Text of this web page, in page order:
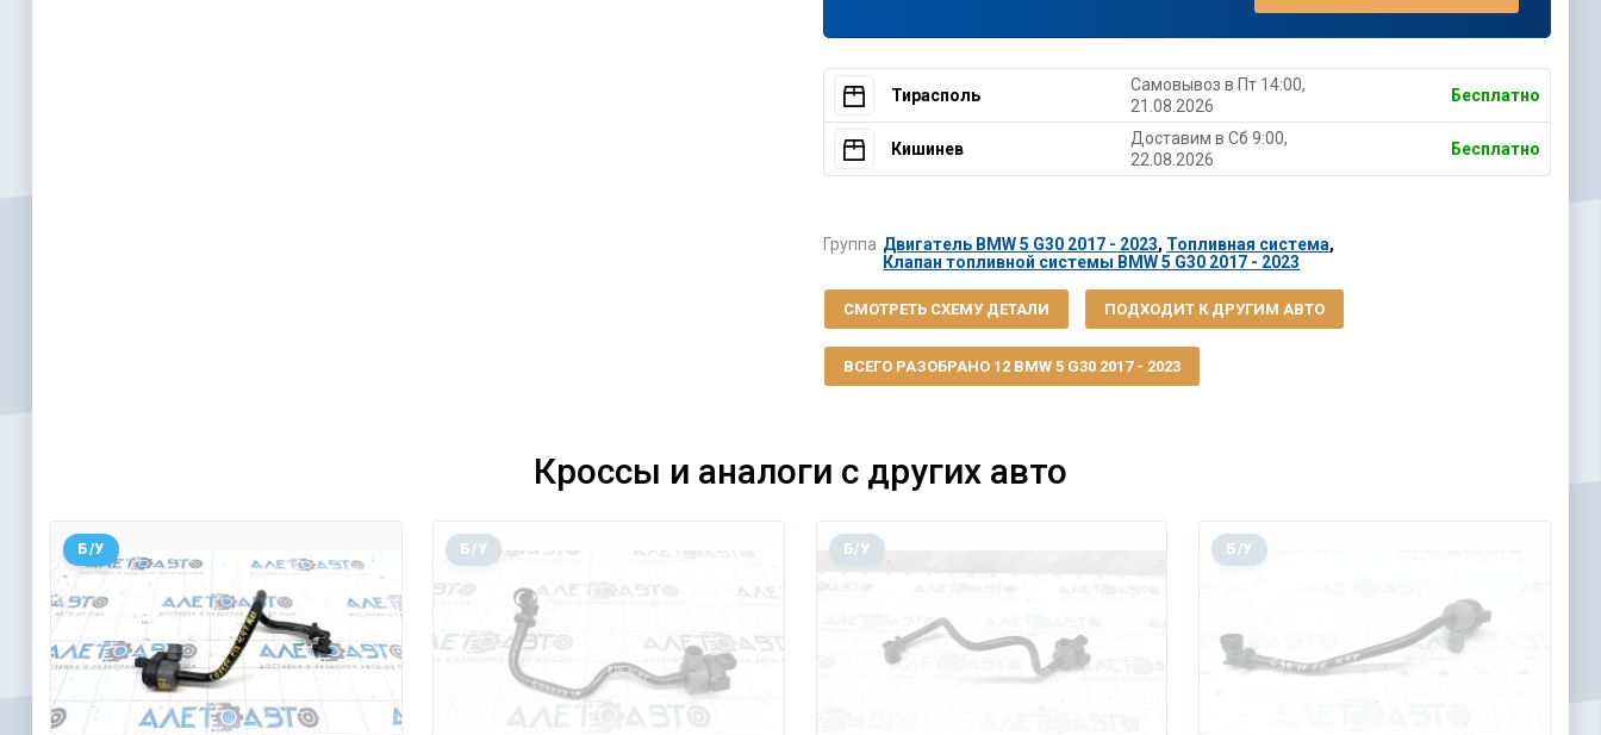
Тирасполь
Самовывоз в Пт 14:00,
21.08.2026
Бесплатно
Кишинев
Доставим в Cб 9:00,
22.08.2026
Бесплатно
Группа Двигатель BMW 5 G30 2017 - 2023, Топливная система,
Клапан топливной системы BMW 5 G30 2017 - 2023
СМОТРЕТЬ СХЕМУ ДЕТАЛИ ПОДХОДИТ К ДРУГИМ АВТО
ВСЕГО РАЗОБРАНО 12 BMW 5 G30 2017 - 2023
Кроссы и аналоги с других авто
Б/У Б/У Б/У Б/У